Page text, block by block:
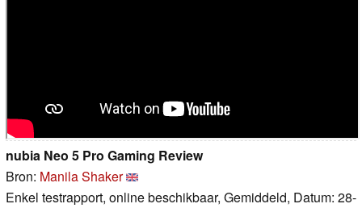
nubia Neo 5 Pro Gaming Review
Bron: Manila Shaker
Enkel testrapport, online beschikbaar, Gemiddeld, Datum: 28-